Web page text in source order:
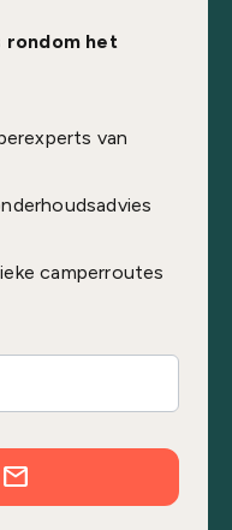
rondom het
van
camperroutes